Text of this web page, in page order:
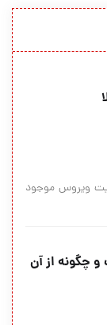
ویروس موجود
چگونه از آن